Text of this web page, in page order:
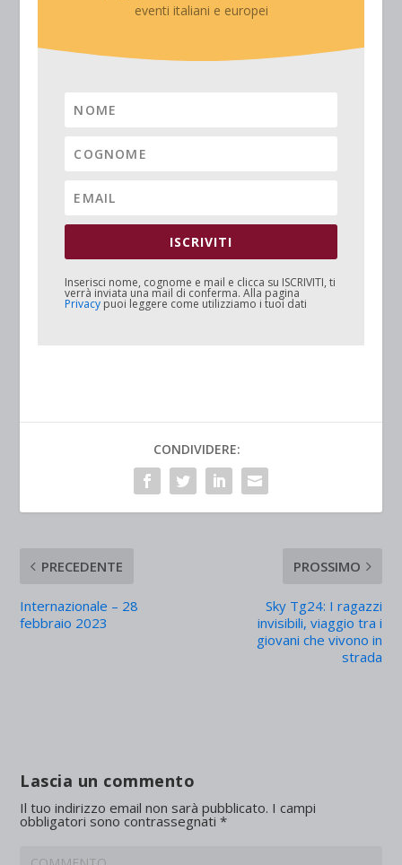
eventi italiani e europei
ISCRIVITI
Inserisci nome, cognome e mail e clicca su ISCRIVITI, ti
verrà inviata una mail di conferma. Alla pagina
Privacy puoi leggere come utilizziamo i tuoi dati
CONDIVIDERE:
PRECEDENTE
Internazionale – 28
febbraio 2023
PROSSIMO
Sky Tg24: I ragazzi
invisibili, viaggio tra i
giovani che vivono in
strada
Lascia un commento
Il tuo indirizzo email non sarà pubblicato. I campi
obbligatori sono contrassegnati*